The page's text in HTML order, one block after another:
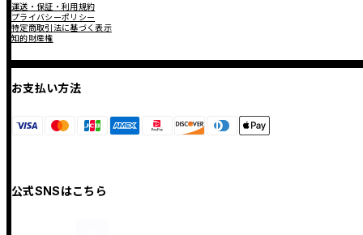
運送・保証・利用規約
プライバシーポリシー
特定商取引法に基づく表示
知的財産権
お支払い方法
公式SNSはこちら